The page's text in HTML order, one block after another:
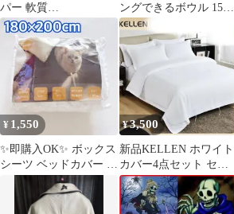
パー 軟質
205x70x34mm 粒
度:#1000 中、仕上げ用
ホワイト 7397ah 1
ングできるボウル 15cm
3個セット ホワイト
¥ 1,550
✨即購入OK✨ ボックス
シーツ ベッドカバー キ
ングサイズ 吸水速乾 ホ
ワイト
¥3,500
新品KELLEN ホワイト
カバー4点セット セミ
シングル 民泊用